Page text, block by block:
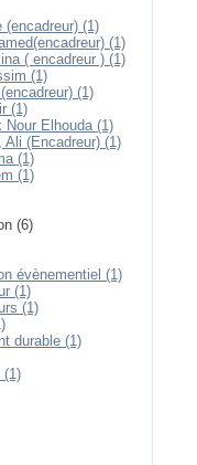
(encadreur) (1)
(1)
( encadreur ) (1)
(1)
(1)
(1)
Elhouda (1)
Ali (Encadreur) (1)
(1)
(1)
(6)
évènementiel (1)
(1)
(1)
durable (1)
(1)